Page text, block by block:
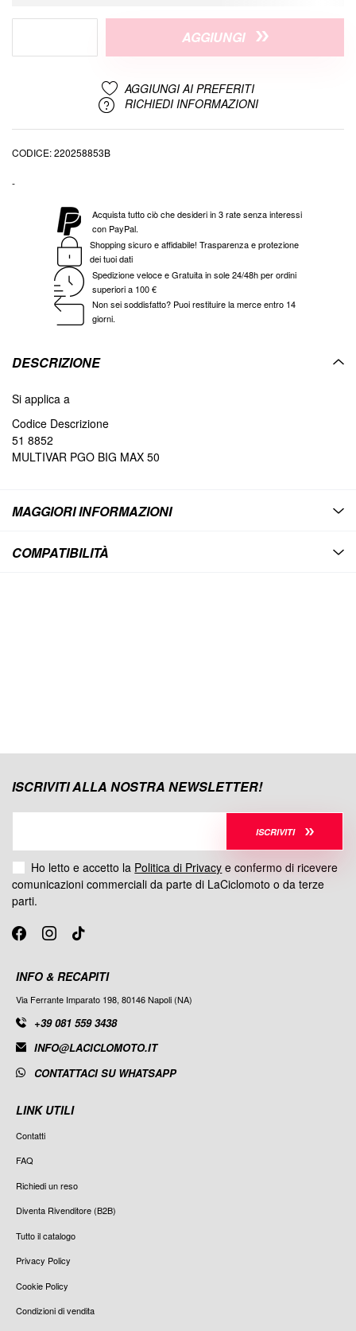
AGGIUNGI
AGGIUNGI AI PREFERITI
RICHIEDI INFORMAZIONI
CODICE 220258853B
-
Acquista tutto ciò che desideri in 3 rate senza interessi
con PayPal.
Shopping sicuro e affidabile! Trasparenza e protezione
dei tuoi dati
Spedizione veloce e Gratuita in sole 24/48h per ordini
superiori a 100 €
Non sei soddisfatto? Puoi restituire la merce entro 14
giorni.
DESCRIZIONE
Si applica a
Codice Descrizione
51 8852
MULTIVAR PGO BIG MAX 50
MAGGIORI INFORMAZIONI
COMPATIBILITÀ
INFO & RECAPITI
Via Ferrante Imparato 198, 80146 Napoli (NA)
+39 081 559 3438
INFO@LACICLOMOTO.IT
CONTATTACI SU WHATSAPP
LINK UTILI
Contatti
FAQ
Richiedi un reso
Diventa Rivenditore (B2B)
Tutto il catalogo
Privacy Policy
Cookie Policy
Condizioni di vendita
ISCRIVITI ALLA NOSTRA NEWSLETTER!
ISCRIVITI
Ho letto e accetto la Politica di Privacy e confermo di ricevere
comunicazioni commerciali da parte di LaCiclomoto o da terze
parti.